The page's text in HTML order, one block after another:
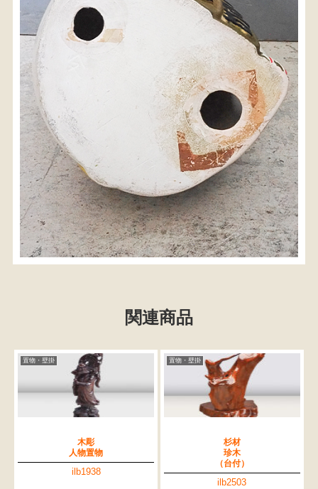
関連商品
置物・壁掛
木彫
人物置物
ilb1938
置物・壁掛
杉材
珍木
（台付）
ilb2503